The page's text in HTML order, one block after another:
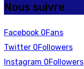
Nous suivre
Facebook 0Fans
Twitter 0Followers
Instagram 0Followers